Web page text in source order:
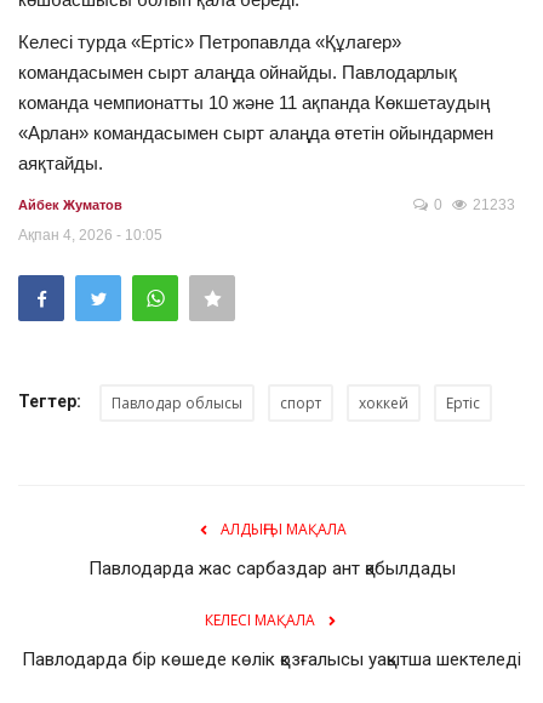
Келесі турда «Ертіс» Петропавлда «Құлагер»
командасымен сырт алаңда ойнайды. Павлодарлық
команда чемпионатты 10 және 11 ақпанда Көкшетаудың
«Арлан» командасымен сырт алаңда өтетін ойындармен
аяқтайды.
Айбек Жуматов
Ақпан 4, 2026 - 10:05
0 21233
Тегтер: Павлодар облысы спорт хоккей Ертіс
АЛДЫҢҒЫ МАҚАЛА
Павлодарда жас сарбаздар ант қабылдады
КЕЛЕСІ МАҚАЛА
Павлодарда бір көшеде көлік қозғалысы уақытша шектеледі